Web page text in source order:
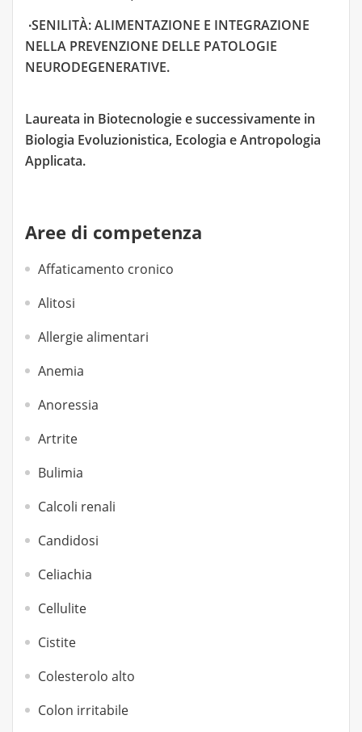
∙SENILITÀ: ALIMENTAZIONE E INTEGRAZIONE
NELLA PREVENZIONE DELLE PATOLOGIE
NEURODEGENERATIVE.
Laureata in Biotecnologie e successivamente in
Biologia Evoluzionistica, Ecologia e Antropologia
Applicata.
Aree di competenza
Affaticamento cronico
Alitosi
Allergie alimentari
Anemia
Anoressia
Artrite
Bulimia
Calcoli renali
Candidosi
Celiachia
Cellulite
Cistite
Colesterolo alto
Colon irritabile